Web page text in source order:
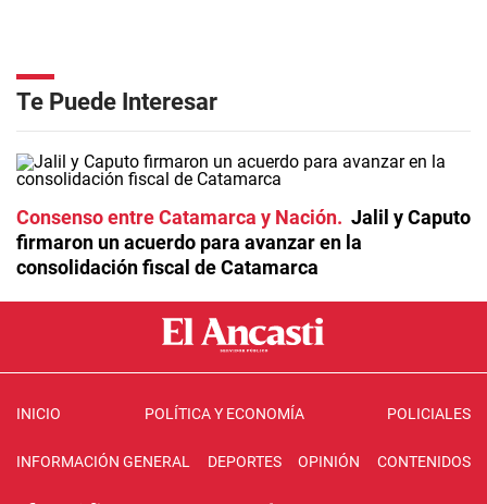
Te Puede Interesar
Consenso entre Catamarca y Nación
Jalil y Caputo
firmaron un acuerdo para avanzar en la
consolidación fiscal de Catamarca
INICIO POLÍTICA Y ECONOMÍA POLICIALES
INFORMACIÓN GENERAL DEPORTES OPINIÓN CONTENIDOS